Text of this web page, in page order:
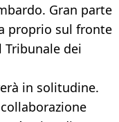
Gran parte
proprio sul fronte
dei
in solitudine.